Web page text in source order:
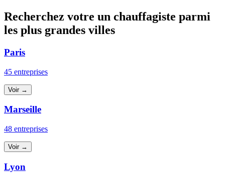
Recherchez votre un chauffagiste parmi
les plus grandes villes
Paris
45 entreprises
Voir →
Marseille
48 entreprises
Voir →
Lyon